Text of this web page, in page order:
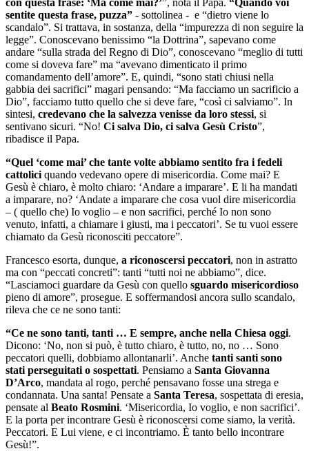
sentite questa frase, puzza” - sottolinea - e “dietro viene lo
scandalo”. Si trattava, in sostanza, della “impurezza di non seguire la
legge”. Conoscevano benissimo “la Dottrina”, sapevano come
andare “sulla strada del Regno di Dio”, conoscevano “meglio di tutti
come si doveva fare” ma “avevano dimenticato il primo
comandamento dell’amore”. E, quindi, “sono stati chiusi nella
gabbia dei sacrifici” magari pensando: “Ma facciamo un sacrificio a
Dio”, facciamo tutto quello che si deve fare, “così ci salviamo”. In
sintesi, credevano che la salvezza venisse da loro stessi, si
sentivano sicuri. “No! Ci salva Dio, ci salva Gesù Cristo”,
ribadisce il Papa.
“Quel ‘come mai’ che tante volte abbiamo sentito fra i fedeli
cattolici quando vedevano opere di misericordia. Come mai? E
Gesù è chiaro, è molto chiaro: ‘Andare a imparare’. E li ha mandati
a imparare, no? ‘Andate a imparare che cosa vuol dire misericordia
– ( quello che) Io voglio – e non sacrifici, perché Io non sono
venuto, infatti, a chiamare i giusti, ma i peccatori’. Se tu vuoi essere
chiamato da Gesù riconosciti peccatore”.
Francesco esorta, dunque, a riconoscersi peccatori, non in astratto
ma con “peccati concreti”: tanti “tutti noi ne abbiamo”, dice.
“Lasciamoci guardare da Gesù con quello sguardo misericordioso
pieno di amore”, prosegue. E soffermandosi ancora sullo scandalo,
rileva che ce ne sono tanti:
“Ce ne sono tanti, tanti … E sempre, anche nella Chiesa oggi.
Dicono: ‘No, non si può, è tutto chiaro, è tutto, no, no … Sono
peccatori quelli, dobbiamo allontanarli’. Anche tanti santi sono
stati perseguitati o sospettati. Pensiamo a Santa Giovanna
D’Arco, mandata al rogo, perché pensavano fosse una strega e
condannata. Una santa! Pensate a Santa Teresa, sospettata di eresia,
pensate al Beato Rosmini. ‘Misericordia, Io voglio, e non sacrifici’.
E la porta per incontrare Gesù è riconoscersi come siamo, la verità.
Peccatori. E Lui viene, e ci incontriamo. È tanto bello incontrare
Gesù!”.